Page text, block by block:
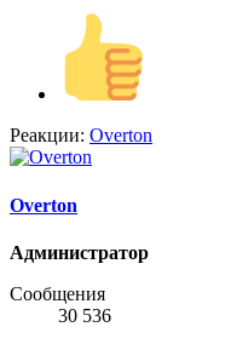
Реакции: Overton
Overton
Администратор
Сообщения
30 536